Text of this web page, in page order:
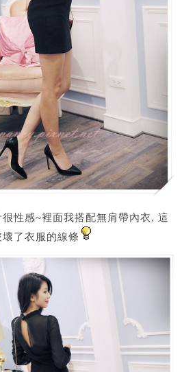
性感~裡面我搭配無肩帶內衣, 這
了衣服的線條